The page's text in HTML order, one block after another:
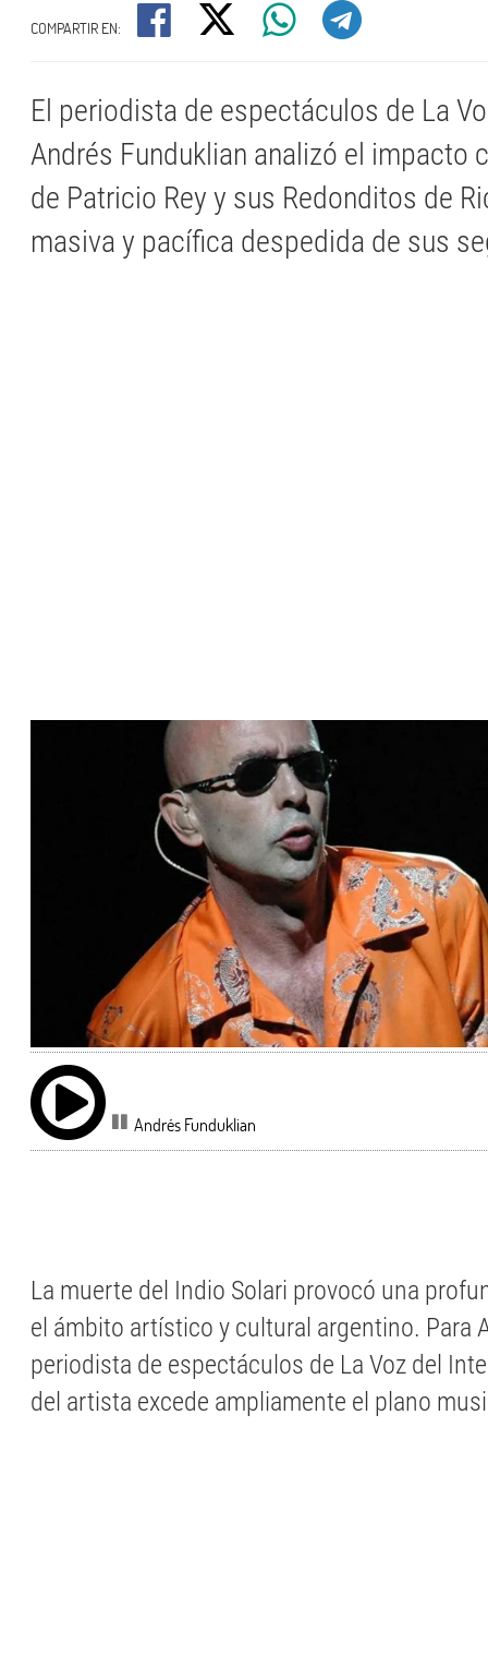
COMPARTIR EN:
El periodista de espectáculos de La
Andrés Funduklian analizó el impacto
de Patricio Rey y sus Redonditos de
masiva y pacífica despedida de sus
Andrés Funduklian
La muerte del Indio Solari provocó una
el ámbito artístico y cultural argentino. Para
periodista de espectáculos de La Voz del
del artista excede ampliamente el plano